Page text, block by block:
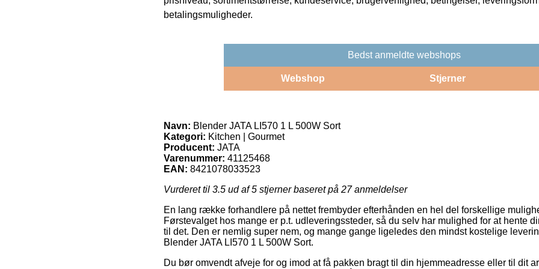
betalingsmuligheder.
Bedst anmeldte webshops
Webshop Stjerner
Navn: Blender JATA LI570 1 L 500W Sort
Kategori: Kitchen | Gourmet
Producent: JATA
Varenummer: 41125468
EAN: 8421078033523
Vurderet til 3.5 ud af 5 stjerner baseret på 27anmeldelser
En lang række forhandlere på nettet frembyder efterhånden en hel del forskellige
Førstevalget hos mange er p.t. udleveringssteder, så du selv har mulighed for at hente
til det. Den er nemlig super nem, og mange gange ligeledes den mindst kostelige
Blender JATA LI570 1 L 500W Sort.
Du bør omvendt afveje for og imod at få pakken bragt til din hjemmeadresse eller til dit